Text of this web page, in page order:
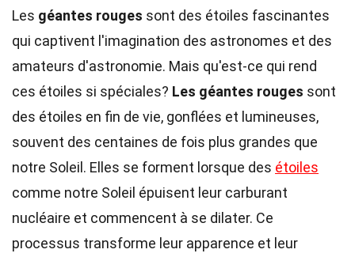
Les géantes rouges sont des étoiles fascinantes
qui captivent l'imagination des astronomes et des
amateurs d'astronomie. Mais qu'est-ce qui rend
ces étoiles si spéciales? Les géantes rouges sont
des étoiles en fin de vie, gonflées et lumineuses,
souvent des centaines de fois plus grandes que
notre Soleil. Elles se forment lorsque des étoiles
comme notre Soleil épuisent leur carburant
nucléaire et commencent à se dilater. Ce
processus transforme leur apparence et leur